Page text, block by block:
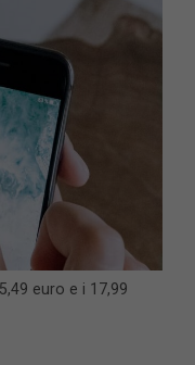
euro e i 17,99